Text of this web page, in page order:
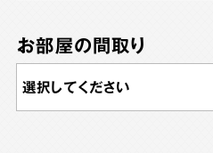
お部屋の間取り